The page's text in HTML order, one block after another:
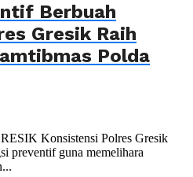
Berbuah
Gresik Raih
Polda
Konsistensi Polres Gresik
preventif guna memelihara